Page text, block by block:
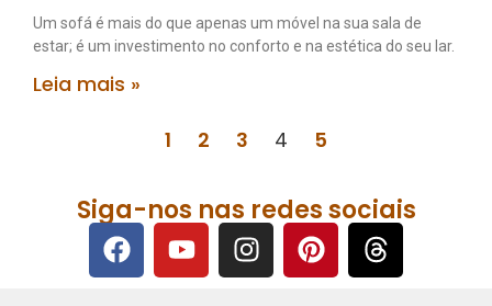
Um sofá é mais do que apenas um móvel na sua sala de
estar; é um investimento no conforto e na estética do seu lar.
Leia mais »
1 2 3 4 5
Siga-nos nas redes sociais